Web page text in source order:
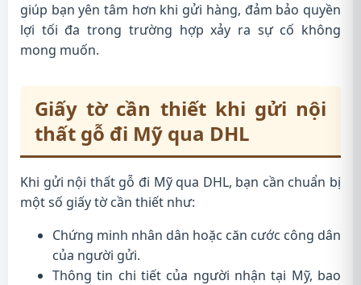
giúp bạn yên tâm hơn khi gửi hàng, đảm bảo quyền
lợi tối đa trong trường hợp xảy ra sự cố không
mong muốn.
Giấy tờ cần thiết khi gửi nội
thất gỗ đi Mỹ qua DHL
Khi gửi nội thất gỗ đi Mỹ qua DHL, bạn cần chuẩn bị
một số giấy tờ cần thiết như:
Chứng minh nhân dân hoặc căn cước công dân
của người gửi.
Thông tin chi tiết của người nhận tại Mỹ, bao